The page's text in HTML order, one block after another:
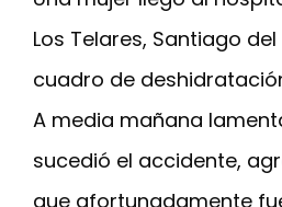
Los Telares, Santiago
cuadro de
A media mañana
sucedió el accidente,
que afortunadamente